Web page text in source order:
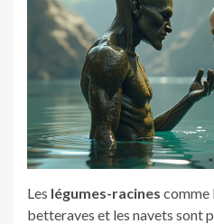
Les légumes-racines comme
betteraves et les navets sont